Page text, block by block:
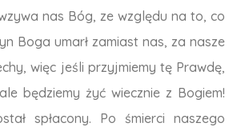
nas Bóg, ze względu na to, co
Boga umarł zamiast nas, za nasze
więc jeśli przyjmiemy tę Prawdę,
będziemy żyć wiecznie z Bogiem!
spłacony. Po śmierci naszego